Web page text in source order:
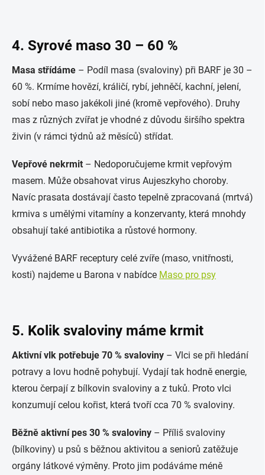
4. Syrové maso 30 – 60 %
Masa střídáme – Podíl masa (svaloviny) při BARF je 30 –
60 %. Krmíme hovězí, králičí, rybí, jehněčí, kachní, jelení,
sobí nebo maso jakékoli jiné (kromě vepřového). Druhy
mas z různých zvířat je vhodné z důvodu širšího spektra
živin (v rámci týdnů až měsíců) střídat.
Vepřové nekrmit – Nedoporučujeme krmit vepřovým
masem. Může obsahovat virus Aujeszkyho choroby.
Navíc prasata dostávají často tepelně zpracovaná (mrtvá)
krmiva s umělými vitamíny a konzervanty, která mnohdy
obsahují také antibiotika a růstové hormony.
Vyvážené BARF receptury celé zvíře (maso, vnitřnosti,
kosti) najdeme u Barona v nabídce Maso pro psy
5. Kolik svaloviny máme krmit
Aktivní vlk potřebuje 70 % svaloviny – Vlci se při hledání
potravy a lovu hodně pohybují. Vydají tak hodně energie,
kterou čerpají z bílkovin svaloviny a z tuků. Proto vlci
konzumují celou kořist, která tvoří cca 70 % svaloviny.
Běžně aktivní pes 30 % svaloviny – Příliš svaloviny
(bílkoviny) u psů s běžnou aktivitou a seniorů zatěžuje
orgány látkové výměny. Proto jim podáváme méně